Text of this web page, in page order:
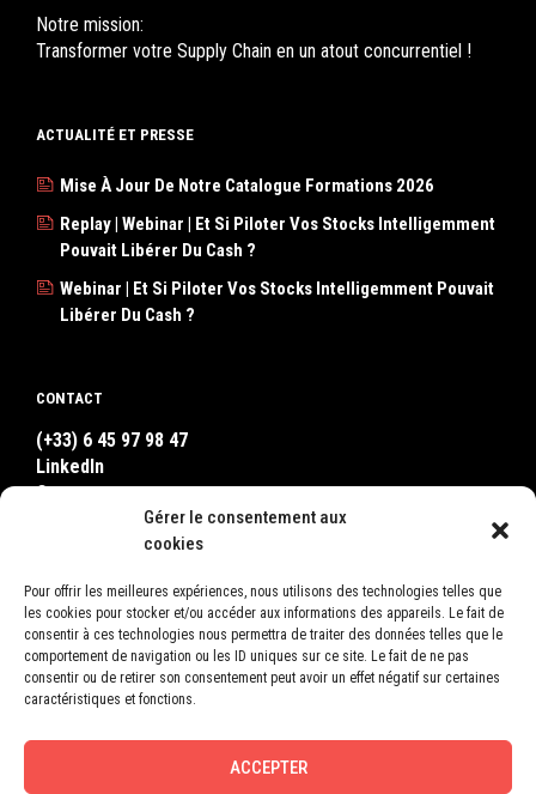
Gérer le consentement aux
cookies
Pour offrir les meilleures expériences, nous utilisons des technologies telles que
les cookies pour stocker et/ou accéder aux informations des appareils. Le fait de
consentir à ces technologies nous permettra de traiter des données telles que le
comportement de navigation ou les ID uniques sur ce site. Le fait de ne pas
consentir ou de retirer son consentement peut avoir un effet négatif sur certaines
caractéristiques et fonctions.
ACCEPTER
Notre mission:
Transformer votre Supply Chain en un atout concurrentiel !
ACTUALITÉ ET PRESSE
Mise À Jour De Notre Catalogue Formations 2026
Replay | Webinar | Et Si Piloter Vos Stocks Intelligemment
Pouvait Libérer Du Cash ?
Webinar | Et Si Piloter Vos Stocks Intelligemment Pouvait
Libérer Du Cash ?
CONTACT
(+33) 6 45 97 98 47
LinkedIn
Contact
OÙ NOUS TROUVER ?
LEON
2, Square Bellevue
78600 Le Mesnil-le-Roi